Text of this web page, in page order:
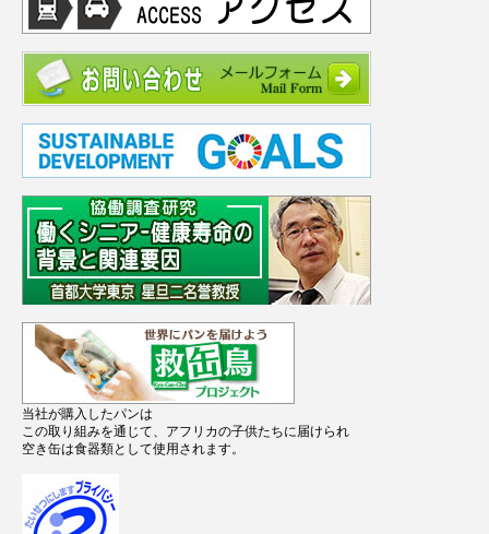
当社が購入したパンは
この取り組みを通じて、アフリカの子供たちに届けられ
空き缶は食器類として使用されます。